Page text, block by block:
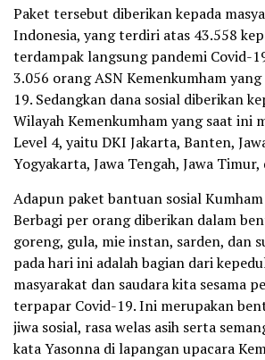
Paket tersebut diberikan kepada
Indonesia, yang terdiri atas 43.558
terdampak langsung pandemi Covid-
3.056 orang ASN Kemenkumham
19. Sedangkan dana sosial diberikan
Wilayah Kemenkumham yang saat ini
Level 4, yaitu DKI Jakarta, Banten,
Yogyakarta, Jawa Tengah, Jawa Timur,
Adapun paket bantuan sosial
Berbagi per orang diberikan dalam
goreng, gula, mie instan, sarden, dan
pada hari ini adalah bagian dari
masyarakat dan saudara kita sesama
terpapar Covid-19. Ini merupakan
jiwa sosial, rasa welas asih serta
kata Yasonna di lapangan upacara